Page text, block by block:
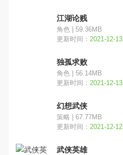
江湖论贱
角色 | 59.36MB
更新时间： 2021-12-13
独孤求败
角色 | 56.14MB
更新时间： 2021-12-13
幻想武侠
策略 | 67.77MB
更新时间： 2021-12-12
武侠英雄